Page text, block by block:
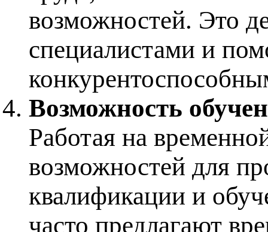
возможностей. Это
специалистами и
Возможность
Работая на
возможностей для
квалификации и
часто предлагают